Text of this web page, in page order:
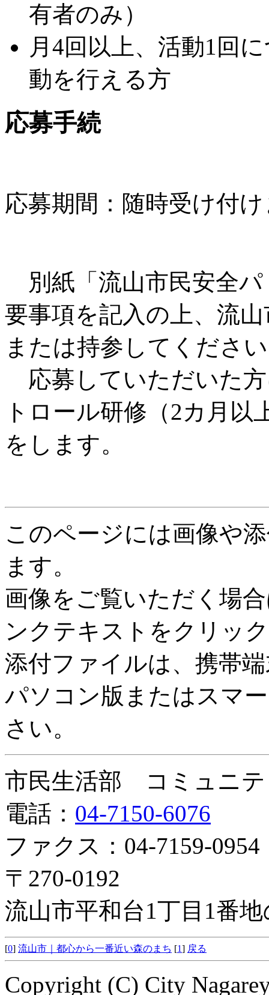
有者のみ）
月4回以上、活動1回
動を行える方
応募手続
応募期間：随時受け付
別紙「流山市民安全パ
要事項を記入の上、流
または持参してくださ
応募していただいた
トロール研修（2カ月
をします。
このページには画像や
ます。
画像をご覧いただく場
ンクテキストをクリッ
添付ファイルは、携帯
パソコン版またはスマ
さい。
市民生活部 コミュニテ
電話： 04-7150-6076
ファクス：04-7159-0954
〒270-0192
流山市平和台1丁目1番
[0] 流山市｜都心から一番近い森のまち [1] 戻る
Copyright (C) City